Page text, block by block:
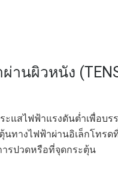
านผิวหนัง
แสไฟฟ้าแรงดันต่ำเพื่อบร
ทางไฟฟ้าผ่านอิเล็กโทรด
รปวดหรือที่จุดกระตุ้น